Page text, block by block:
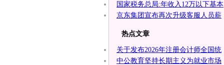
国家税务总局:年收入12万以下基本
京东集团宣布再次升级客服人员薪
热点文章
关于发布2026年注册会计师全国统
中公教育坚持长期主义为就业市场